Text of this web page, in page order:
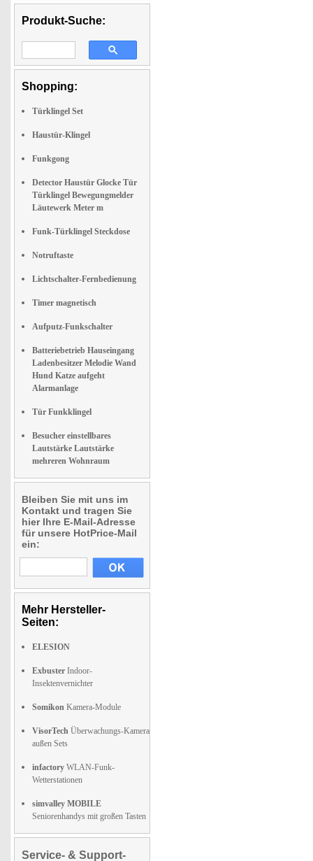
Produkt-Suche:
Shopping:
Türklingel Set
Haustür-Klingel
Funkgong
Detector Haustür Glocke Tür
Türklingel Bewegungmelder
Läutewerk Meter m
Funk-Türklingel Steckdose
Notruftaste
Lichtschalter-Fernbedienung
Timer magnetisch
Aufputz-Funkschalter
Batteriebetrieb Hauseingang
Ladenbesitzer Melodie Wand
Hund Katze aufgeht
Alarmanlage
Tür Funkklingel
Besucher einstellbares
Lautstärke Lautstärke
mehreren Wohnraum
Bleiben Sie mit uns im
Kontakt und tragen Sie
hier Ihre E-Mail-Adresse
für unsere HotPrice-Mail
ein:
Mehr Hersteller-
Seiten:
ELESION
Exbuster Indoor-
Insektenvernichter
Somikon Kamera-Module
VisorTech Überwachungs-Kamera
außen Sets
infactory WLAN-Funk-
Wetterstationen
simvalley MOBILE
Seniorenhandys mit großen Tasten
Service- & Support-